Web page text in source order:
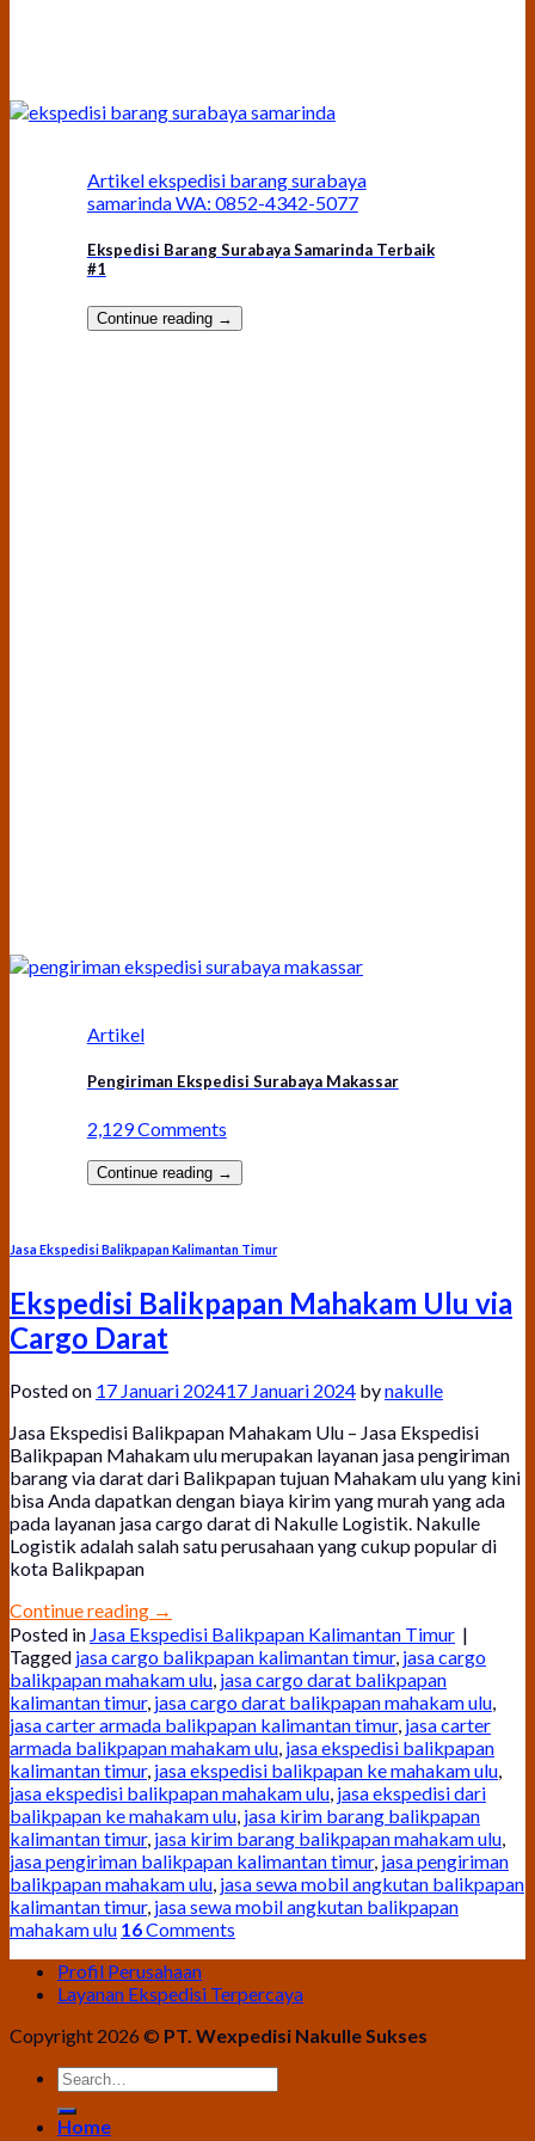
Artikel ekspedisi barang surabaya
samarinda WA: 0852-4342-5077
Ekspedisi Barang Surabaya Samarinda Terbaik
#1
Continue reading →
Artikel
Pengiriman Ekspedisi Surabaya Makassar
2,129 Comments
Continue reading →
Jasa Ekspedisi Balikpapan Kalimantan Timur
Ekspedisi Balikpapan Mahakam Ulu via
Cargo Darat
Posted on 17 Januari 202417 Januari 2024 bynakulle
Jasa Ekspedisi Balikpapan Mahakam Ulu – Jasa Ekspedisi
Balikpapan Mahakam ulu merupakan layanan jasa pengiriman
barang via darat dari Balikpapan tujuan Mahakam ulu yang kini
bisa Anda dapatkan dengan biaya kirim yang murah yang ada
pada layanan jasa cargo darat di Nakulle Logistik. Nakulle
Logistik adalah salah satu perusahaan yang cukup popular di
kota Balikpapan
Continue reading →
Posted in Jasa Ekspedisi Balikpapan Kalimantan Timur |
Tagged jasa cargo balikpapan kalimantan timur, jasa cargo
balikpapan mahakam ulu, jasa cargo darat balikpapan
kalimantan timur, jasa cargo darat balikpapan mahakam ulu,
jasa carter armada balikpapan kalimantan timur, jasa carter
armada balikpapan mahakam ulu, jasa ekspedisi balikpapan
kalimantan timur, jasa ekspedisi balikpapan ke mahakam ulu,
jasa ekspedisi balikpapan mahakam ulu, jasa ekspedisi dari
balikpapan ke mahakam ulu, jasa kirim barang balikpapan
kalimantan timur, jasa kirim barang balikpapan mahakam ulu,
jasa pengiriman balikpapan kalimantan timur, jasa pengiriman
balikpapan mahakam ulu, jasa sewa mobil angkutan balikpapan
kalimantan timur, jasa sewa mobil angkutan balikpapan
mahakam ulu 16Comments
Profil Perusahaan
Layanan Ekspedisi Terpercaya
Copyright 2026 © PT. Wexpedisi Nakulle Sukses
Home